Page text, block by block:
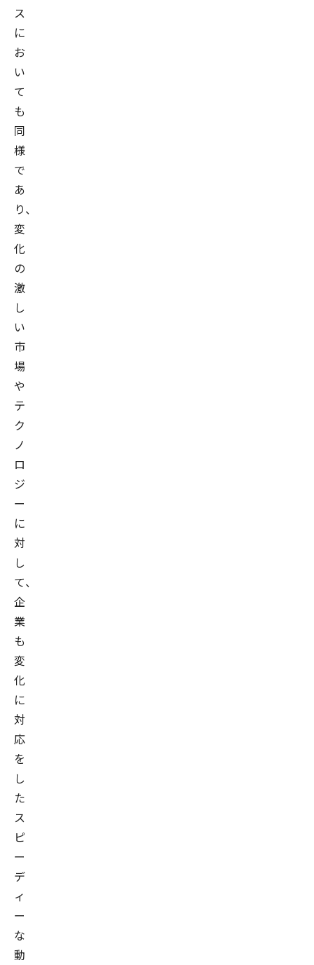
ス
に
お
い
て
も
同
様
で
あ
り、
変
化
の
激
し
い
市
場
や
テ
ク
ノ
ロ
ジ
ー
に
対
し
て、
企
業
も
変
化
に
対
応
を
し
た
ス
ピ
ー
デ
ィ
ー
な
動